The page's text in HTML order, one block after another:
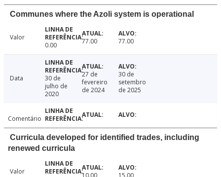
Communes where the Azoli system is operational
Valor
0.00
77.00 77.00
Data
30 de
julho de
2020
27 de
fevereiro
de 2024
30 de
setembro
de 2025
Comentário
Curricula developed for identified trades, including
renewed curricula
Valor
10.00 15.00